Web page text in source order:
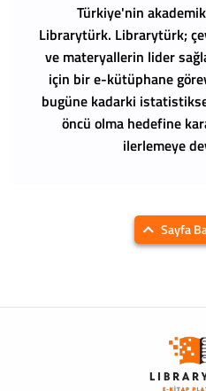
Türkiye'nin akademik
Librarytürk. Librarytürk;
ve materyallerin lider
için bir e-kütüphane
bugüne kadarki
öncü olma hedefine
ilerlemeye
Sayfa